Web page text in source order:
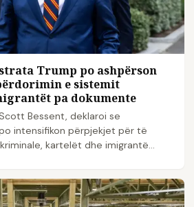
Trump po ashpërson
e sistemit
pa dokumente
Bessent, deklaroi se
intensifikon përpjekjet për të
kartelët dhe imigrantë...